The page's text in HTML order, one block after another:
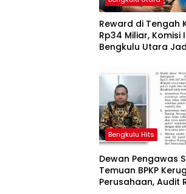
Reward di Tengah
Rp34 Miliar, Komisi
Bengkulu Utara
Bengkulu Hits
Dewan Pengawas
Temuan BPKP
Perusahaan, Audit